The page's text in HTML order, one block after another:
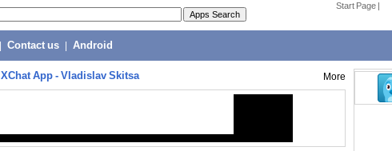
Start Page |
Contact us Android
XChat App - Vladislav Skitsa More